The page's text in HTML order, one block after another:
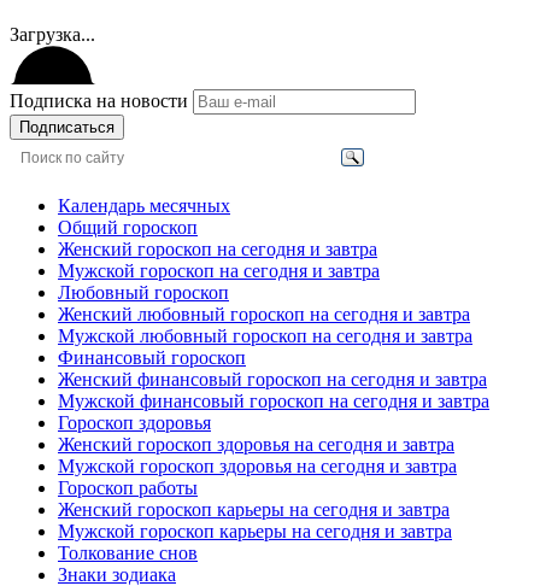
Загрузка...
Подписка на новости
Подписаться
Календарь месячных
Общий гороскоп
Женский гороскоп на сегодня и завтра
Мужской гороскоп на сегодня и завтра
Любовный гороскоп
Женский любовный гороскоп на сегодня и завтра
Мужской любовный гороскоп на сегодня и завтра
Финансовый гороскоп
Женский финансовый гороскоп на сегодня и завтра
Мужской финансовый гороскоп на сегодня и завтра
Гороскоп здоровья
Женский гороскоп здоровья на сегодня и завтра
Мужской гороскоп здоровья на сегодня и завтра
Гороскоп работы
Женский гороскоп карьеры на сегодня и завтра
Мужской гороскоп карьеры на сегодня и завтра
Толкование снов
Знаки зодиака